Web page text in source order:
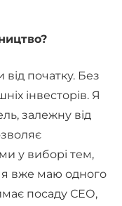
від початку. Без
інвесторів. Я
залежну від
у виборі тем,
я вже маю одного
посаду СЕО,